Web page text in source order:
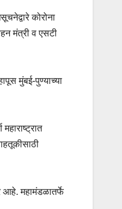
कोरोना
मंत्री व एसटी
मुंबई-पुण्याच्या
आहे. महामंडळातर्फे